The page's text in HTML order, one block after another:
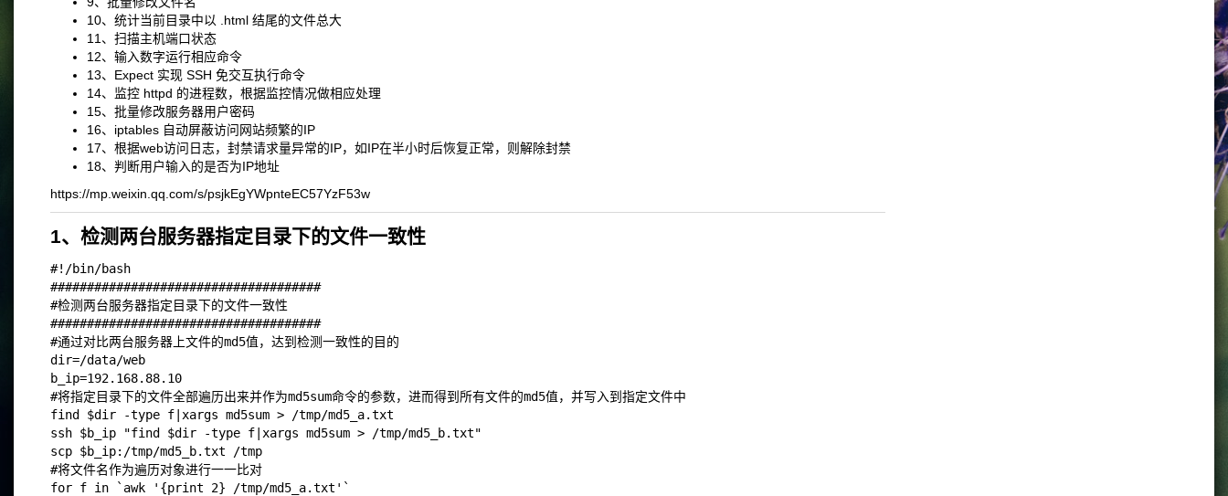
10、统计当前目录中以 .html 结尾的文件总大
11、扫描主机端口状态
12、输入数字运行相应命令
13、Expect 实现 SSH 免交互执行命令
14、监控 httpd 的进程数，根据监控情况做相应处理
15、批量修改服务器用户密码
16、iptables 自动屏蔽访问网站频繁的IP
17、根据web访问日志，封禁请求量异常的IP，如IP在半小时后恢复正常，则解除封禁
18、判断用户输入的是否为IP地址
https://mp.weixin.qq.com/s/psjkEgYWpnteEC57YzF53w
1、检测两台服务器指定目录下的文件一致性
#!/bin/bash
#####################################
#检测两台服务器指定目录下的文件一致性
#####################################
#通过对比两台服务器上文件的md5值，达到检测一致性的目的
dir=/data/web
b_ip=192.168.88.10
#将指定目录下的文件全部遍历出来并作为md5sum命令的参数，进而得到所有文件的md5值，并写入到指定文件中
find $dir -type f|xargs md5sum > /tmp/md5_a.txt
ssh $b_ip "find $dir -type f|xargs md5sum > /tmp/md5_b.txt"
scp $b_ip:/tmp/md5_b.txt /tmp
#将文件名作为遍历对象进行一一比对
for f in `awk '{print 2} /tmp/md5_a.txt'`